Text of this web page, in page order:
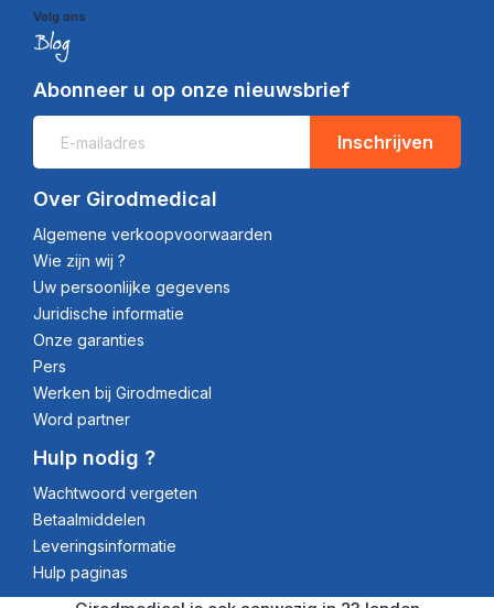
Volg ons
Abonneer u op onze nieuwsbrief
Inschrijven
Over Girodmedical
Algemene verkoopvoorwaarden
Wie zijn wij ?
Uw persoonlijke gegevens
Juridische informatie
Onze garanties
Pers
Werken bij Girodmedical
Word partner
Hulp nodig ?
Wachtwoord vergeten
Betaalmiddelen
Leveringsinformatie
Hulp paginas